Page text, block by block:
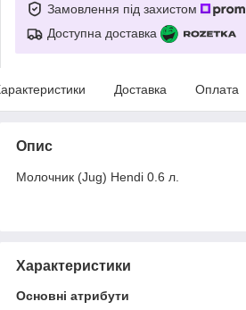
Замовлення під захистом
Доступна доставка
Доставка Оплата
Опис
Молочник (Jug) Hendi 0.6 л.
Характеристики
Основні атрибути